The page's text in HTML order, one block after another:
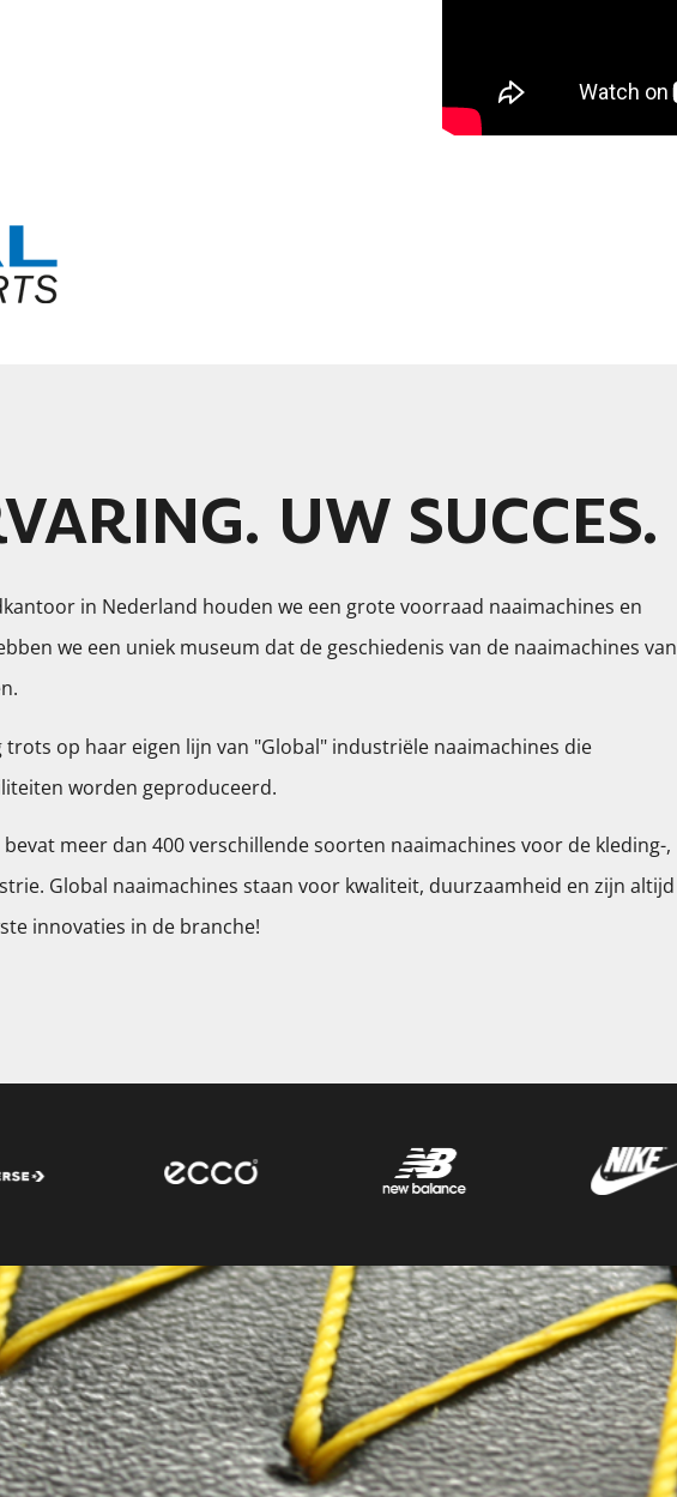
UW SUCCES.
in Nederland houden we een grote voorraad naaimachines en
we een uniek museum dat de geschiedenis van de naaimachines van
op haar eigen lijn van "Global" industriële naaimachines die
worden geproduceerd.
meer dan 400 verschillende soorten naaimachines voor de kleding-,
Global naaimachines staan voor kwaliteit, duurzaamheid en zijn altijd
innovaties in de branche!